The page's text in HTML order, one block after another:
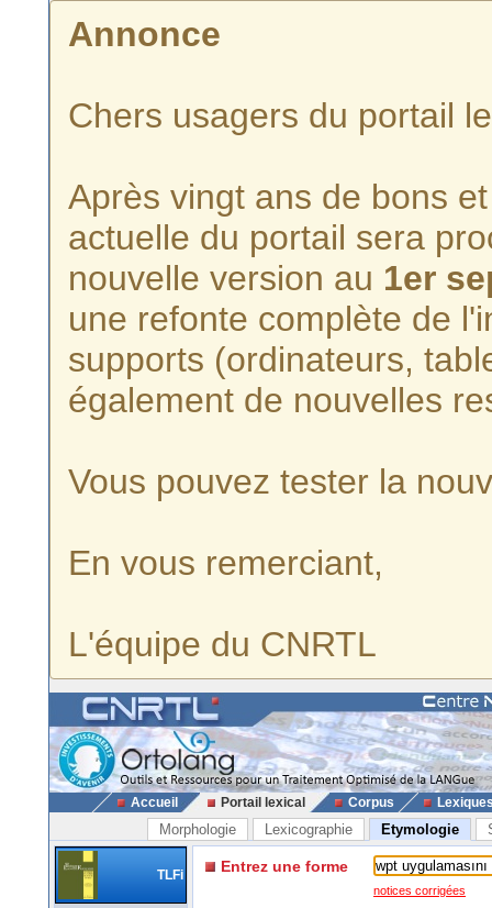
Annonce
Chers usagers du portail
Après vingt ans de bons
actuelle du portail sera
nouvelle version au 1er
une refonte complète de
supports (ordinateurs,
également de nouvelles
Vous pouvez tester la
En vous remerciant,
L'équipe du CNRTL
Accueil Portail lexical Corpus
Morphologie Lexicographie Etymologie
TLFi Entrez une forme
notices corrigées